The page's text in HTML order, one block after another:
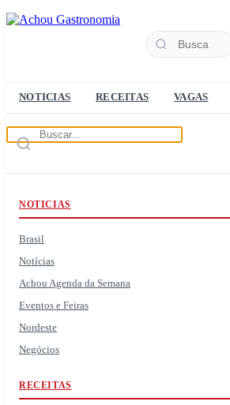
NOTICIAS RECEITAS VAGAS
NOTICIAS
Brasil
Notícias
Achou Agenda da Semana
Eventos e Feiras
Nordeste
Negócios
RECEITAS